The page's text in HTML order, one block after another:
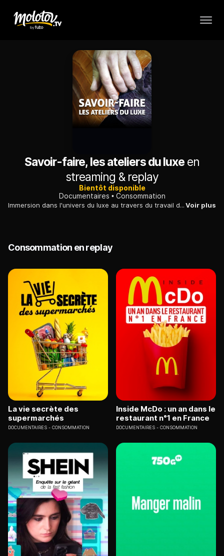
Savoir-faire, les ateliers du luxe en
streaming & replay
Bientôt disponible
Documentaires
Consommation
Immersion dans l'univers du luxe au travers du travail des artisans qui réalisent le carré Hermès, le sac Chanel, les chaussures Weston et la bague Chaumet.Voir plus
Consommation en replay
La vie secrète des
supermarchés
DOCUMENTAIRES CONSOMMATION
Inside McDo : un an dans le
restaurant n°1 en France
DOCUMENTAIRES CONSOMMATION